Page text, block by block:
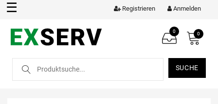
☰ Anmelden
Registrieren
SUCHE
0 0